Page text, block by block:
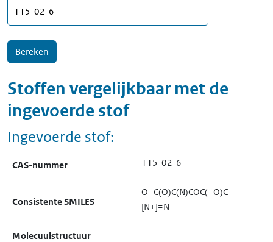
Stoffen vergelijkbaar met de
ingevoerde stof
Ingevoerde stof:
CAS-nummer 115-02-6
Consistente SMILES
O=C(O)C(N)COC(=O)C=
[N+]=N
Molecuulstructuur